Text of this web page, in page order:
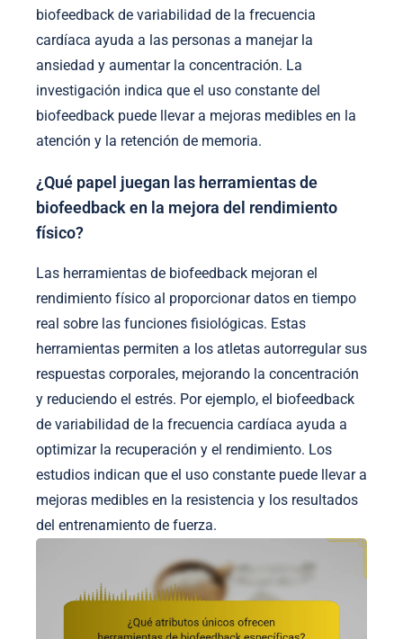
biofeedback de variabilidad de la frecuencia
cardíaca ayuda a las personas a manejar la
ansiedad y aumentar la concentración. La
investigación indica que el uso constante del
biofeedback puede llevar a mejoras medibles en la
atención y la retención de memoria.
¿Qué papel juegan las herramientas de
biofeedback en la mejora del rendimiento
físico?
Las herramientas de biofeedback mejoran el
rendimiento físico al proporcionar datos en tiempo
real sobre las funciones fisiológicas. Estas
herramientas permiten a los atletas autorregular sus
respuestas corporales, mejorando la concentración
y reduciendo el estrés. Por ejemplo, el biofeedback
de variabilidad de la frecuencia cardíaca ayuda a
optimizar la recuperación y el rendimiento. Los
estudios indican que el uso constante puede llevar a
mejoras medibles en la resistencia y los resultados
del entrenamiento de fuerza.